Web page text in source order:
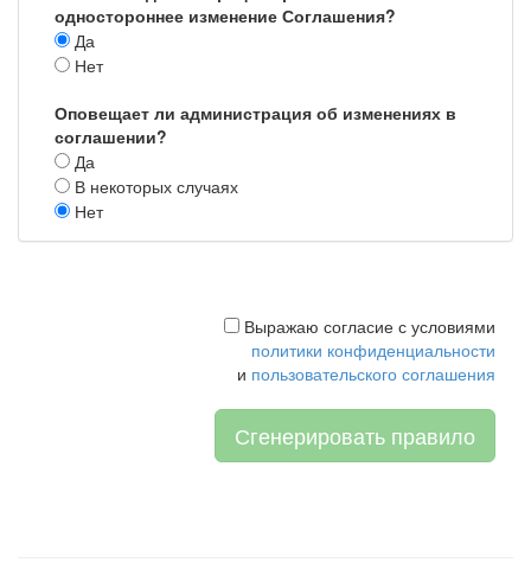
одностороннее изменение Соглашения?
Да
Нет
Оповещает ли администрация об изменениях в
соглашении?
Да
В некоторых случаях
Нет
Выражаю согласие с условиями
политики конфиденциальности
и пользовательского соглашения
Сгенерировать правило